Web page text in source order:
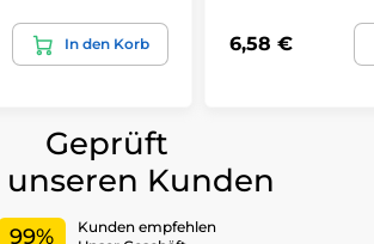
In den Korb 6,58 €
Geprüft
Kunden
99%
Kunden empfehlen